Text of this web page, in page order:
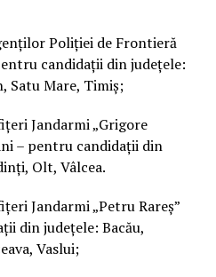
Poliției de Frontieră
candidații din județele:
Satu Mare, Timiș;
Jandarmi „Grigore
– pentru candidații din
Olt, Vâlcea.
Jandarmi „Petru Rareș”
din județele: Bacău,
Vaslui;